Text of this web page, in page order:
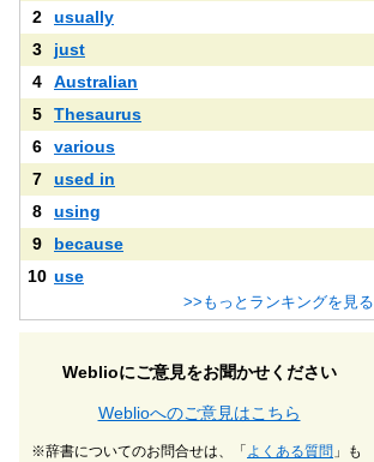
2
usually
3
just
4
Australian
5
Thesaurus
6
various
7
used in
8
using
9
because
10 use
>>もっとランキングを見る
Weblioにご意見をお聞かせください
Weblioへのご意見はこちら
※辞書についてのお問合せは、「 よくある質問 」も